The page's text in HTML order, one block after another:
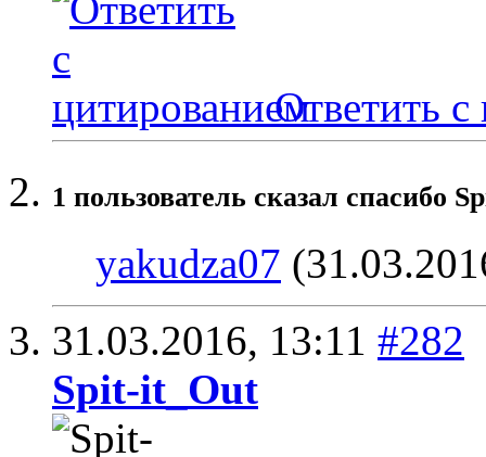
Ответить с
1 пользователь сказал cпасибо
yakudza07
31.03.2016, 13:11 #282
Spit-it_Out